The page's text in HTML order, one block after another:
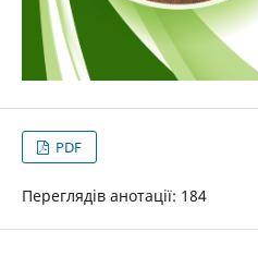
PDF
Переглядів анотації: 184